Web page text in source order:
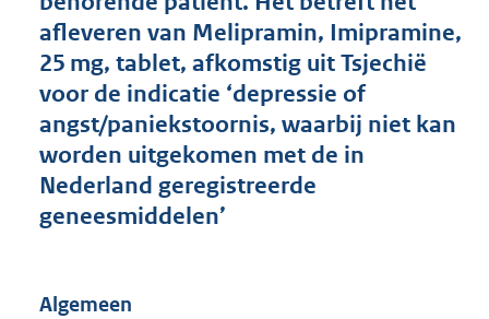
5
K
b
afleveren van Melipramin, Imipramine,
25 mg, tablet, afkomstig uit Tsjechië
voor de indicatie ‘depressie of
angst/paniekstoornis, waarbij niet kan
worden uitgekomen met de in
Nederland geregistreerde
geneesmiddelen’
Algemeen